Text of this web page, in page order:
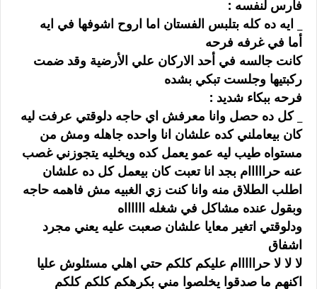
ﻓﺎﺭﺱ ﻟﻨﻔﺴﻪ :
_ ﺍﻳﻪ ﺩﻩ ﻛﻠﻪ ﺑﺘﻠﺒﺲ ﺍﻟﻔﺴﺘﺎﻥ ﺍﻣﺎ ﺍﺭﻭﺡ ﺍﺷﻮﻓﻬﺎ ﻓﻲ ﺍﻳﻪ
ﺃﻣﺎ ﻓﻲ ﻏﺮﻓﻪ ﻓﺮﺣﻪ
ﻛﺎﻧﺖ ﺟﺎﻟﺴﻪ ﻓﻲ ﺃﺣﺪ ﺍﻻﺭﻛﺎﻥ ﻋﻠﻲ ﺍﻷﺭﺿﻴﺔ ﻭﻗﺪ ﺿﻤﺖ
ﺭﻛﺒﺘﻴﻬﺎ ﻭﺟﻠﺴﺖ ﺗﺒﻜﻲ ﺑﺸﺪﻩ
ﻓﺮﺣﻪ ﺑﺒﻜﺎﺀ ﺷﺪﻳﺪ :
_ ﻛﻞ ﺩﻩ ﺣﺼﻞ ﻭﺍﻧﺎ ﻣﻌﺮﻓﺶ ﺍﻱ ﺣﺎﺟﻪ ﺩﻟﻮﻗﺘﻲ ﻋﺮﻓﺖ ﻟﻴﻪ
ﻛﺎﻥ ﺑﻴﻌﺎﻣﻠﻨﻲ ﻛﺪﻩ ﻋﻠﺸﺎﻥ ﺍﻧﺎ ﻭﺍﺣﺪﻩ ﺟﺎﻫﻠﻪ ﻭﻣﺶ ﻣﻦ
ﻣﺴﺘﻮﺍﻩ ﻃﻴﺐ ﻟﻴﻪ ﻋﻤﻮ ﻳﻌﻤﻞ ﻛﺪﻩ ﻭﻳﺨﻠﻴﻪ ﻳﺘﺠﻮﺯﻧﻲ ﻏﺼﺐ
ﻋﻨﻪ ﺣﺮﺍﺍﺍﺍﺍﻡ ﺑﺠﺪ ﺍﻧﺎ ﺗﻌﺒﺖ ﻛﺎﻥ ﺑﻴﻌﻤﻞ ﻛﻞ ﺩﻩ ﻋﻠﺸﺎﻥ
ﺍﻃﻠﺐ ﺍﻟﻄﻼﻕ ﻣﻨﻪ ﻭﺍﻧﺎ ﻛﻨﺖ ﺯﻱ ﺍﻟﻐﺒﻴﻪ ﻣﺶ ﻓﺎﻫﻤﻪ ﺣﺎﺟﻪ
ﻭﺑﻘﻮﻝ ﻋﻨﺪﻩ ﻣﺸﺎﻛﻞ ﻓﻲ ﺷﻐﻠﻪ ﺍﺍﺍﺍﺍﺍﻩ
ﻭﺩﻟﻮﻗﺘﻲ ﺍﺗﻐﻴﺮ ﻣﻌﺎﻳﺎ ﻋﻠﺸﺎﻥ ﺻﻌﺒﺖ ﻋﻠﻴﻪ ﻳﻌﻨﻲ ﻣﺠﺮﺩ
ﺍﺷﻔﺎﻕ
ﻻ ﻻ ﻻ ﺣﺮﺍﺍﺍﺍﺍﻡ ﻋﻠﻴﻜﻢ ﻛﻠﻜﻢ ﺣﺘﻲ ﺍﻫﻠﻲ ﻣﺴﺌﻠﻮﺵ ﻋﻠﻴﺎ
ﺍﻛﻨﻬﻢ ﻣﺎ ﺻﺪﻗﻮﺍ ﻳﺨﻠﺼﻮﺍ ﻣﻨﻲ ﺑﻜﺮﻫﻜﻢ ﻛﻠﻜﻢ ﻛﻠﻜﻢ